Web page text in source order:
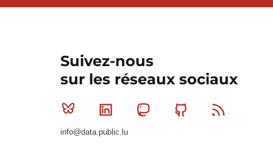
Suivez-nous
sur les réseaux sociaux
Bluesky Linkedin MastodonGithub
info@data.public.lu